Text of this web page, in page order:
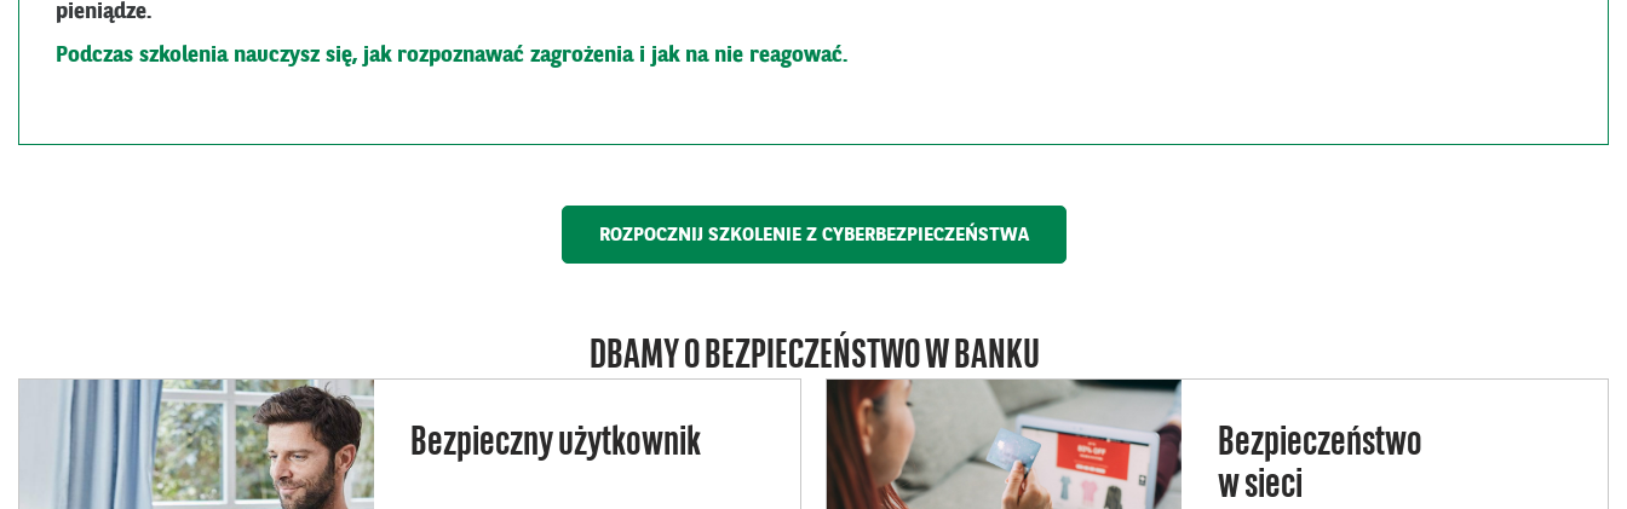
pieniądze.
Podczas szkolenia nauczysz się, jak rozpoznawać zagrożenia i jak na nie reagować.
ROZPOCZNIJ SZKOLENIE Z CYBERBEZPIECZEŃSTWA
DBAMY O BEZPIECZEŃSTWO W BANKU
Bezpieczny użytkownik
Bezpieczeństwo
w sieci